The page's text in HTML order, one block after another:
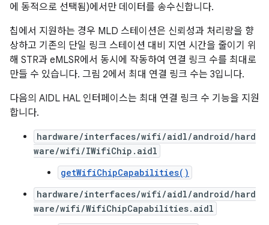
에 동적으로 선택됨)에서만 데이터를 송수신합니다.
칩에서 지원하는 경우 MLD 스테이션은 신뢰성과 처리량을 향
상하고 기존의 단일 링크 스테이션 대비 지연 시간을 줄이기 위
해 STR과 eMLSR에서 동시에 작동하여 연결 링크 수를 최대로
만들 수 있습니다. 그림 2에서 최대 연결 링크 수는 3입니다.
다음의 AIDL HAL 인터페이스는 최대 연결 링크 수 기능을 지원
합니다.
hardware/interfaces/wifi/aidl/android/hard
ware/wifi/IWifiChip.aidl
getWifiChipCapabilities()
hardware/interfaces/wifi/aidl/android/hard
ware/wifi/WifiChipCapabilities.aidl